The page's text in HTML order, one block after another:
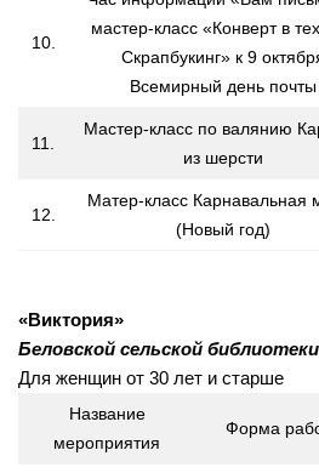
Рощинская сельская
Сельская библиотека п.
Сосновская сельская
Степнинская сельская
Тальменская сельская
Ургунская сельская
Усть-Чемская сельская
Чернореченская сельская
Сельская библиотека д.
10.
мастер-класс «Конверт в
Скрапбукинг» к 9
Всемирный день почты
11.
Мастер-класс по валянию
из шерсти
12.
Матер-класс Карнавальная
(Новый год)
«Виктория»
Беловской сельской библиотеки
Для женщин от 30 лет и старше
Название
мероприятия
Форма